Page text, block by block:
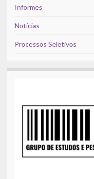
Informes
Notícias
Processos Seletivos